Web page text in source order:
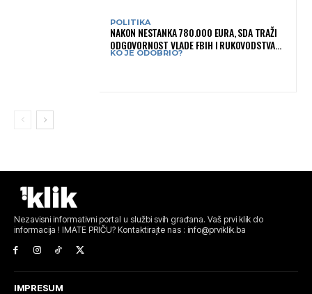
POLITIKA
NAKON NESTANKA 780.000 EURA, SDA TRAŽI
ODGOVORNOST VLADE FBIH I RUKOVODSTVA
IGMANA
KO JE ODOBRIO?
Nezavisni informativni portal u službi svih građana. Vaš prvi klik do
informacija ! IMATE PRIČU? Kontaktirajte nas : info@prviklik.ba
IMPRESUM